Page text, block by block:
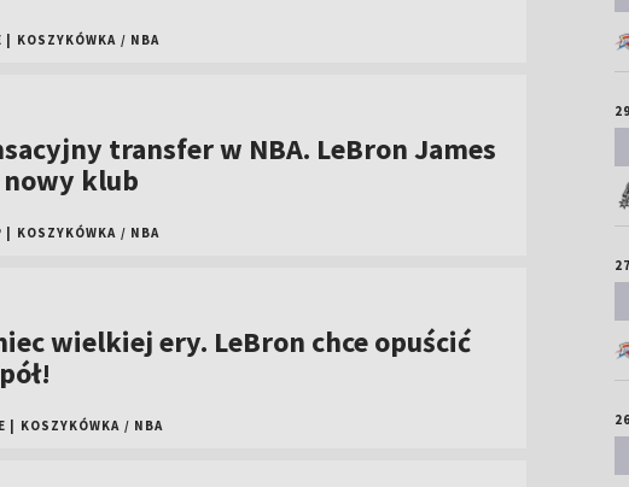
KOSZYKÓWKA / NBA
transfer w NBA. LeBron James
nowy klub
KOSZYKÓWKA / NBA
wielkiej ery. LeBron chce opuścić
KOSZYKÓWKA / NBA